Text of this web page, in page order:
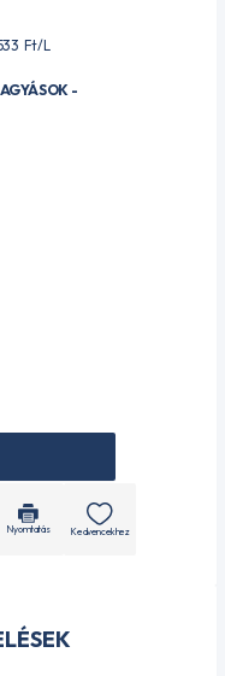
Ft/L
-
Nyomtatás Kedvencekhez